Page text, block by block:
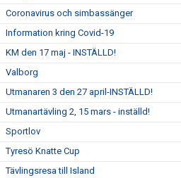
Coronavirus och simbassänger
Information kring Covid-19
KM den 17 maj - INSTÄLLD!
Valborg
Utmanaren 3 den 27 april-INSTÄLLD!
Utmanartävling 2, 15 mars - inställd!
Sportlov
Tyresö Knatte Cup
Tävlingsresa till Island